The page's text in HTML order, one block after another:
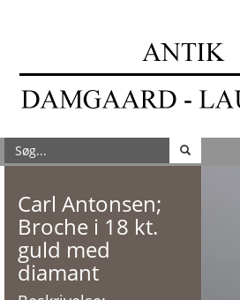
Carl Antonsen;
Broche i 18 kt.
guld med
diamant